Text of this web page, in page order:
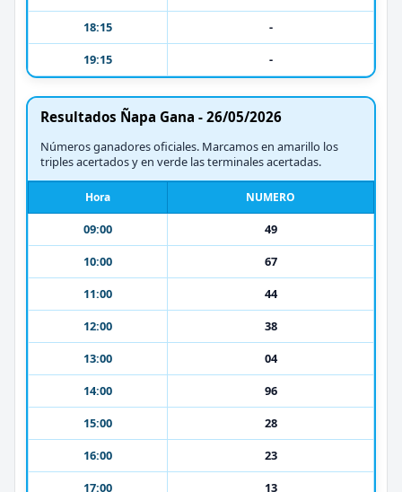
18:15
-
19:15
-
Resultados Ñapa Gana - 26/05/2026
Números ganadores oficiales. Marcamos en amarillo los
triples acertados y en verde las terminales acertadas.
Hora NUMERO
09:00
49
10:00
67
11:00
44
12:00
38
13:00
04
14:00
96
15:00
28
16:00
23
17:00
13